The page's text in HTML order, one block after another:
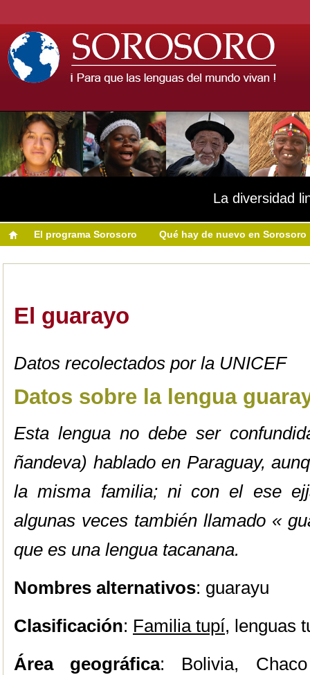
La diversidad
El programa Sorosoro Qué hay de nuevo en Sorosoro
El guarayo
Datos recolectados por la UNICEF
Datos sobre la lengua
Esta lengua no debe ser
ñandeva) hablado en Paraguay,
la misma familia; ni con el ese
algunas veces también llamado «
que es una lengua tacanana.
Nombres alternativos: guarayu
Clasificación: Familia tupí, lenguas
Área geográfica: Bolivia,